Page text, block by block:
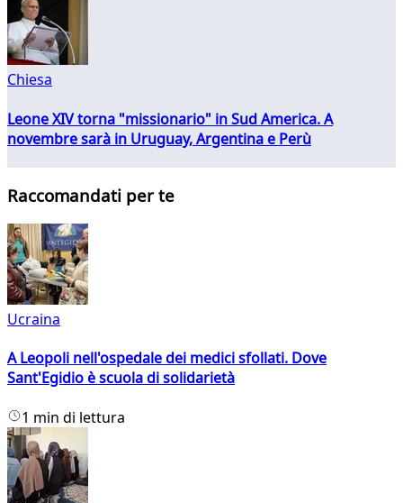
Chiesa
Leone XIV torna "missionario" in Sud America. A
novembre sarà in Uruguay, Argentina e Perù
Raccomandati per te
Ucraina
A Leopoli nell'ospedale dei medici sfollati. Dove
Sant'Egidio è scuola di solidarietà
1 min di lettura